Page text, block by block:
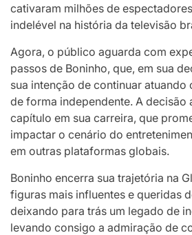
cativaram milhões de
indelével na história da televisão
Agora, o público aguarda com
passos de Boninho, que, em sua
sua intenção de continuar atuando
de forma independente. A decisão
capítulo em sua carreira, que
impactar o cenário do
em outras plataformas globais.
Boninho encerra sua trajetória na
figuras mais influentes e queridas
deixando para trás um legado de
levando consigo a admiração de